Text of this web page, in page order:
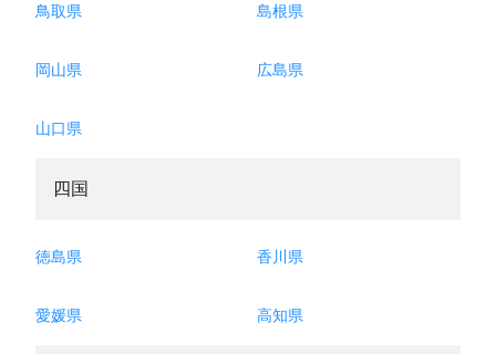
鳥取県 島根県
岡山県 広島県
山口県
四国
徳島県 香川県
愛媛県 高知県